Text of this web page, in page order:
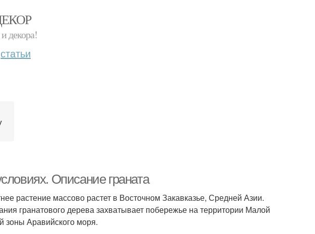
декора!
статьи
Описание граната
растение массово растет в Восточном Закавказье, Средней Азии.
гранатового дерева захватывает побережье на территории Малой
зоны Аравийского моря.